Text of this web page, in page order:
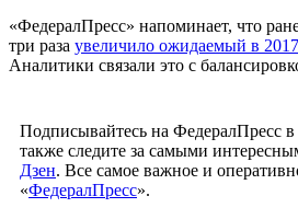
«ФедералПресс» напоминает, что
три раза увеличило ожидаемый в
Аналитики связали это с
Подписывайтесь на ФедералПресс в
также следите за самыми
Дзен. Все самое важное и
«ФедералПресс».